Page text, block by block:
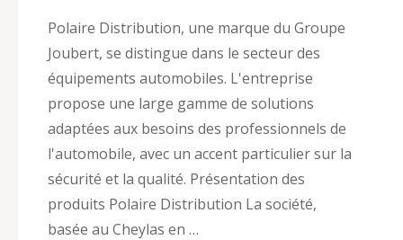
Polaire Distribution, une marque du Groupe
Joubert, se distingue dans le secteur des
équipements automobiles. L'entreprise
propose une large gamme de solutions
adaptées aux besoins des professionnels de
l'automobile, avec un accent particulier sur la
sécurité et la qualité. Présentation des
produits Polaire Distribution La société,
basée au Cheylas en …